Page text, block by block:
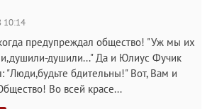
10:14
предупреждал общество! "Уж мы их
душили..." Да и Юлиус Фучик
"Люди,будьте бдительны!" Вот, Вам и
Во всей красе...